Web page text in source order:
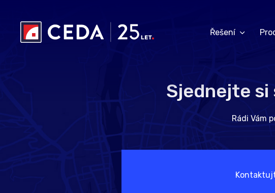
Řešení
Sjednejte si
Rádi Vám